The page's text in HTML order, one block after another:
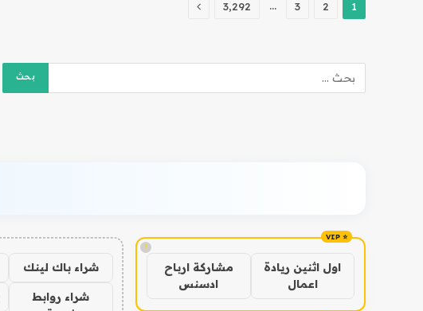
1
2
3
… 3٬292 التالي
!
اول اثنين ريادة
اعمال
مشاركة ارباح
ادسنس
شراء باك لينك
شراء روابط